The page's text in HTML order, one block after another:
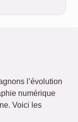
l’évolution
numérique
Voici les